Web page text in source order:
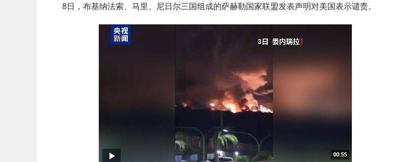
8日，布基纳法索、马里、尼日尔三国组成的萨赫勒国家联盟发表声明对美国表示谴责。